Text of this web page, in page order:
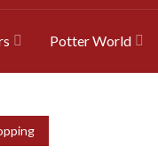
Potter World